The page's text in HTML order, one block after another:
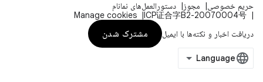
حریم خصوصی مجوز
دستورالعمل‌های نمانام
ICP证合字B2-20070004号
Manage cookies
دریافت اخبار و نکته‌ها با ایمیل
مشترک شدن